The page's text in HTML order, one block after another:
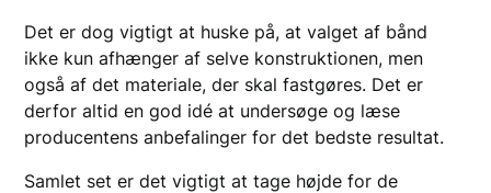
Det er dog vigtigt at huske på, at valget af bånd
ikke kun afhænger af selve konstruktionen, men
også af det materiale, der skal fastgøres. Det er
derfor altid en god idé at undersøge og læse
producentens anbefalinger for det bedste resultat.
Samlet set er det vigtigt at tage højde for de